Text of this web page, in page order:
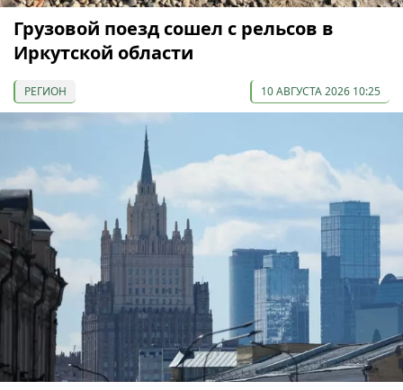
Грузовой поезд сошел с рельсов в
Иркутской области
РЕГИОН 10 АВГУСТА 2026 10:25